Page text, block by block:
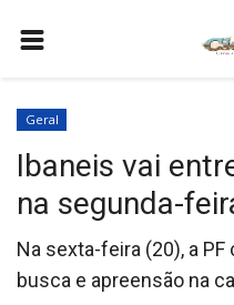
COMO SER PARCEIRO
PROGRAMAÇÃO
QUEM SOMOS
CONTATO
Geral
Ibaneis vai
na segunda-
Na sexta-feira (20), a
busca e apreensão na